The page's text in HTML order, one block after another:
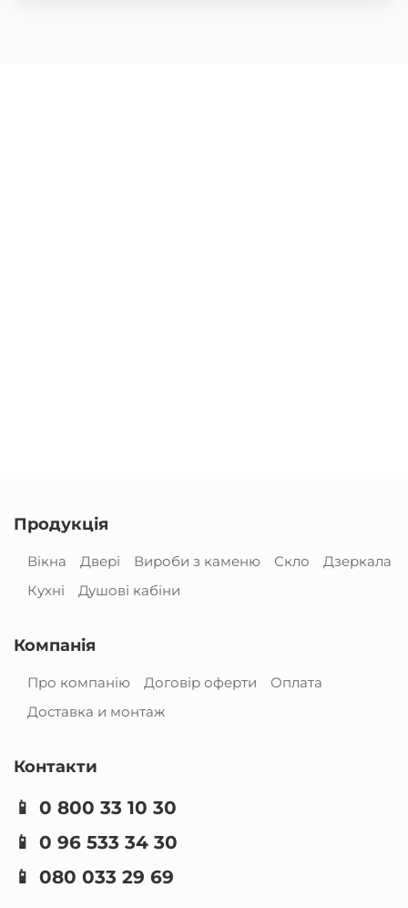
Продукція
Вікна Двері Вироби з каменю Скло
Дзеркала
Кухні
Душові кабіни
Компанія
Про компанію Договір оферти
Оплата
Доставка и монтаж
Контакти
📱 0 800 33 10 30
📱 0 96 533 34 30
📱 080 033 29 69